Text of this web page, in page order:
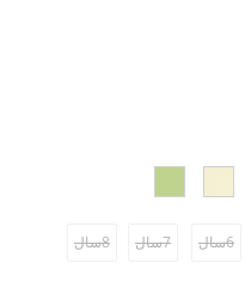
6سال 7سال 8سال